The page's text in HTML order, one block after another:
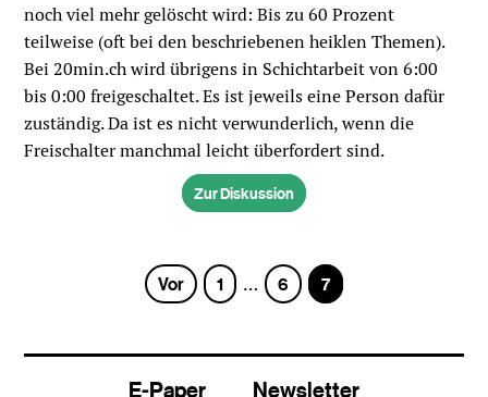
noch viel mehr gelöscht wird: Bis zu 60 Prozent
teilweise (oft bei den beschriebenen heiklen Themen).
Bei 20min.ch wird übrigens in Schichtarbeit von 6:00
bis 0:00 freigeschaltet. Es ist jeweils eine Person dafür
zuständig. Da ist es nicht verwunderlich, wenn die
Freischalter manchmal leicht überfordert sind.
Zur Diskussion
Vor Seite
1 … Seite
6 Seite
7
E-Paper Newsletter